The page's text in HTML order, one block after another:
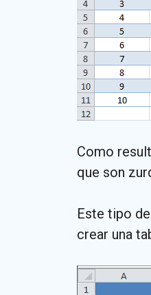
Como
que son
Este tipo
crear una